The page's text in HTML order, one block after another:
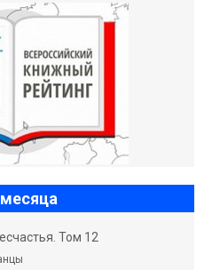
Том 12